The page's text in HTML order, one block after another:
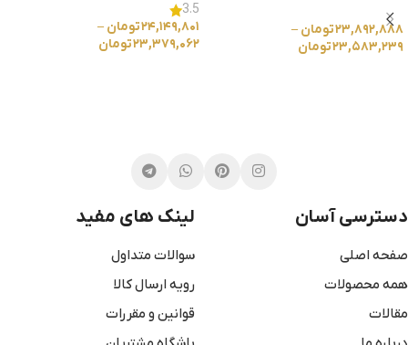
۲۳,۸۹۲,۸۸۸تومان –
۲۳,۵۸۳,۲۳۹تومان
3.5
۲۴,۱۴۹,۸۰۱تومان –
۲۳,۳۷۹,۰۶۲تومان
دسترسی آسان
صفحه اصلی
همه محصولات
مقالات
لینک های مفید
سوالات متداول
رویه ارسال کالا
قوانین و مقررات